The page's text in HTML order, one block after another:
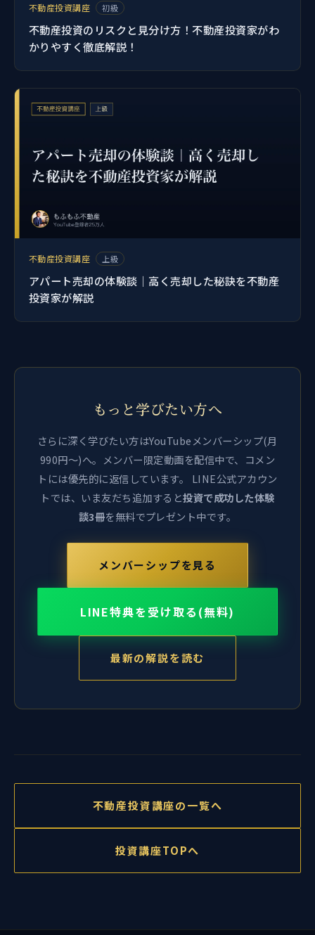
不動産投資講座 初級
不動産投資のリスクと見分け方！不動産投資家がわ
かりやすく徹底解説！
不動産投資講座 上級
アパート売却の体験談｜高く売却した秘訣を不動産
投資家が解説
もっと学びたい方へ
さらに深く学びたい方はYouTubeメンバーシップ(月
990円〜)へ。メンバー限定動画を配信中で、コメン
トには優先的に返信しています。 LINE公式アカウン
トでは、いま友だち追加すると投資で成功した体験
談3冊を無料でプレゼント中です。
メンバーシップを見る
LINE特典を受け取る(無料)
最新の解説を読む
不動産投資講座の一覧へ
投資講座TOPへ